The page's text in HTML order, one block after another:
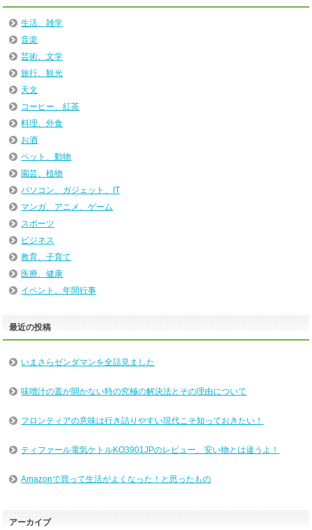
生活、雑学
音楽
芸術、文学
旅行、観光
天文
コーヒー、紅茶
料理、外食
お酒
ペット、動物
園芸、植物
パソコン、ガジェット、IT
マンガ、アニメ、ゲーム
スポーツ
ビジネス
教育、子育て
医療、健康
イベント、年間行事
最近の投稿
いまさらゼンダマンを全話見ました
味噌汁の蓋が開かない時の究極の解決法とその理由について
フロンティアの意味は行き詰りやすい現代こそ知っておきたい！
ティファール電気ケトルKO3901JPのレビュー、安い物とは違うよ！
Amazonで買って生活がよくなった！と思ったもの
アーカイブ